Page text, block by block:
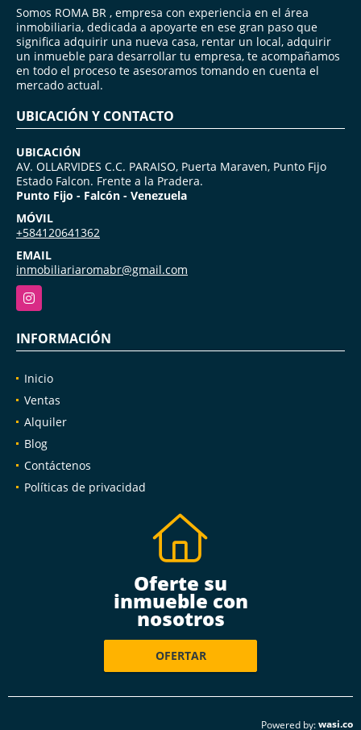
Somos ROMA BR , empresa con experiencia en el área
inmobiliaria, dedicada a apoyarte en ese gran paso que
significa adquirir una nueva casa, rentar un local, adquirir
un inmueble para desarrollar tu empresa, te acompañamos
en todo el proceso te asesoramos tomando en cuenta el
mercado actual.
UBICACIÓN Y CONTACTO
UBICACIÓN
AV. OLLARVIDES C.C. PARAISO, Puerta Maraven, Punto Fijo
Estado Falcon. Frente a la Pradera.
Punto Fijo - Falcón - Venezuela
MÓVIL
+584120641362
EMAIL
inmobiliariaromabr@gmail.com
Instagram
INFORMACIÓN
Inicio
Ventas
Alquiler
Blog
Contáctenos
Políticas de privacidad
Oferte su
inmueble con
nosotros
OFERTAR
Powered by:wasi.co